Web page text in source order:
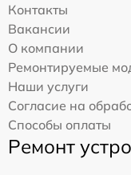
Контакты
Вакансии
О компании
Ремонтируемые
Наши услуги
Согласие на
Способы оплаты
Ремонт